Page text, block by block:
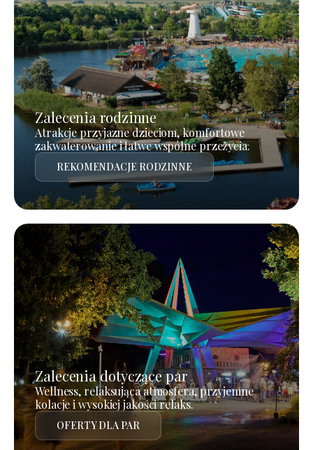
Zalecenia rodzinne
Atrakcje przyjazne dzieciom, komfortowe
zakwaterowanie i łatwe wspólne przeżycia.
REKOMENDACJE RODZINNE
Zalecenia dotyczące par
Wellness, relaksująca atmosfera, przyjemne
kolacje i wysokiej jakości relaks.
OFERTY DLA PAR